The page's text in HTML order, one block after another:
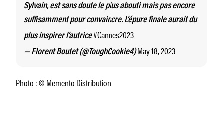
Sylvain, est sans doute le plus abouti mais pas encore
suffisamment pour convaincre. L’épure finale aurait du
plus inspirer l’autrice#Cannes2023
— Florent Boutet (@ToughCookie4)May 18, 2023
Photo : © Memento Distribution